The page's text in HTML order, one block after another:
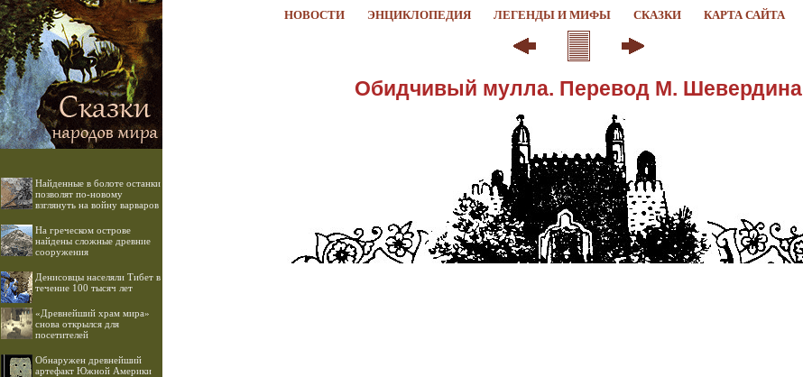
НОВОСТИ ЭНЦИКЛОПЕДИЯ ЛЕГЕНДЫ И МИФЫ СКАЗКИ КАРТА САЙТА
Найденные в болоте останки
позволят по-новому
взглянуть на войну варваров
На греческом острове
найдены сложные древние
сооружения
Денисовцы населяли Тибет в
течение 100 тысяч лет
«Древнейший храм мира»
снова открылся для
посетителей
Обнаружен древнейший
артефакт Южной Америки
Обидчивый мулла. Перевод М. Шевердина